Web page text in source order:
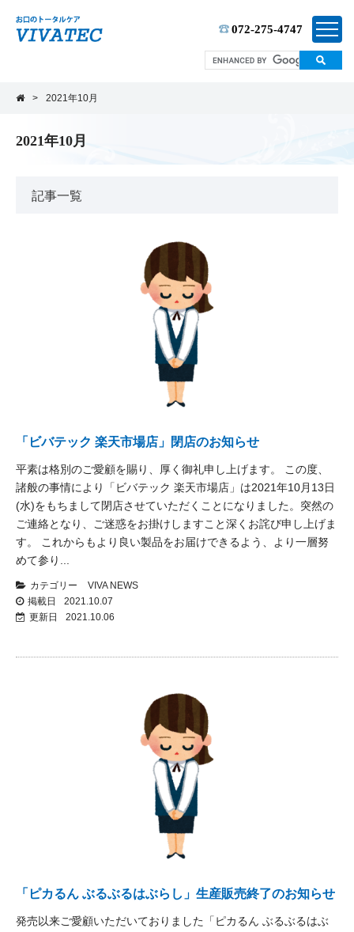
TEL:
072-275-4747
> 2021年10月
2021年10月
記事一覧
「ビバテック 楽天市場店」閉店のお知らせ
平素は格別のご愛顧を賜り、厚く御礼申し上げます。 この度、
諸般の事情により「ビバテック 楽天市場店」は2021年10月13日
(水)をもちまして閉店させていただくことになりました。突然の
ご連絡となり、ご迷惑をお掛けしますこと深くお詫び申し上げま
す。 これからもより良い製品をお届けできるよう、より一層努
めて参り...
カテゴリー
VIVA NEWS
掲載日
2021.10.07
更新日
2021.10.06
「ピカるん ぶるぶるはぶらし」生産販売終了のお知らせ
発売以来ご愛顧いただいておりました「ピカるん ぶるぶるはぶ